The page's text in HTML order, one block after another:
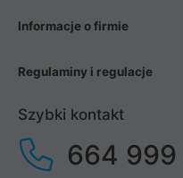
Informacje o firmie
Regulaminy i regulacje
Szybki kontakt
664 999